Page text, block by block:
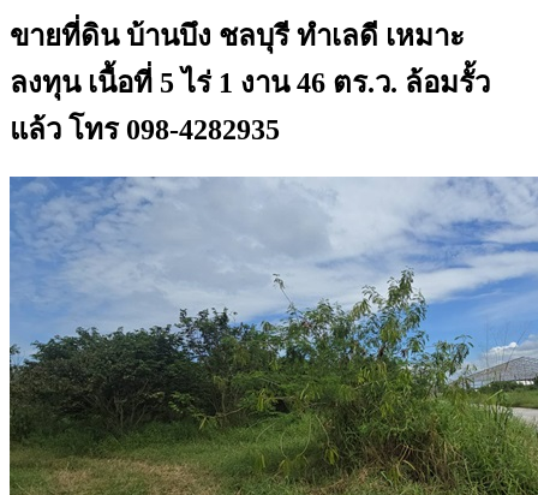
ขายที่ดิน บ้านบึง ชลบุรี ทำเลดี เหมาะ
ลงทุน เนื้อที่ 5 ไร่ 1 งาน 46 ตร.ว. ล้อมรั้ว
แล้ว โทร 098-4282935